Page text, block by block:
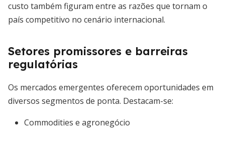
custo também figuram entre as razões que tornam o
país competitivo no cenário internacional.
Setores promissores e barreiras
regulatórias
Os mercados emergentes oferecem oportunidades em
diversos segmentos de ponta. Destacam-se:
Commodities e agronegócio